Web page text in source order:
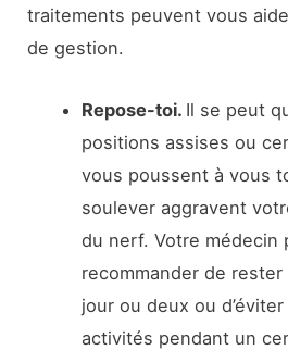
traitements peuvent vous
de gestion.
Repose-toi. Il se peut
positions assises ou
vous poussent à vous
soulever aggravent
du nerf. Votre médecin
recommander de
jour ou deux ou
activités pendant un